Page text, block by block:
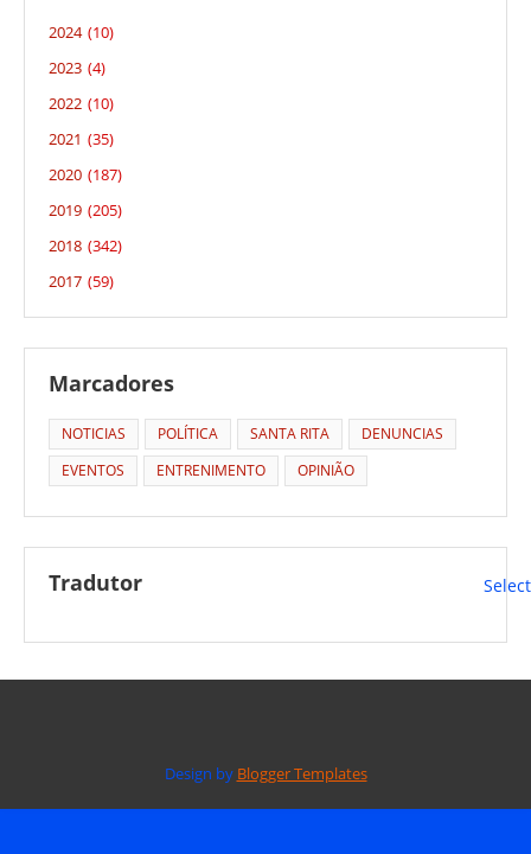
2024 (10)
2023 (4)
2022 (10)
2021 (35)
2020 (187)
2019 (205)
2018 (342)
2017 (59)
Marcadores
NOTICIAS POLÍTICA SANTA RITA
DENUNCIAS
EVENTOS
ENTRENIMENTO OPINIÃO
Tradutor
Design by Blogger Templates